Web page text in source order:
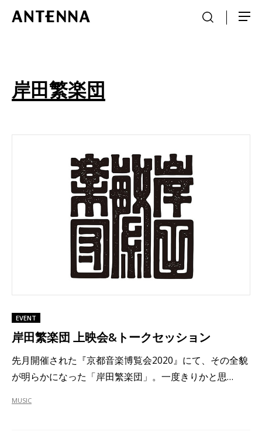
岸田繁楽団
EVENT
岸田繁楽団 上映会&トークセッション
先月開催された『京都音楽博覧会2020』にて、その全貌
が明らかになった「岸田繁楽団」。一度きりかと思…
MUSIC